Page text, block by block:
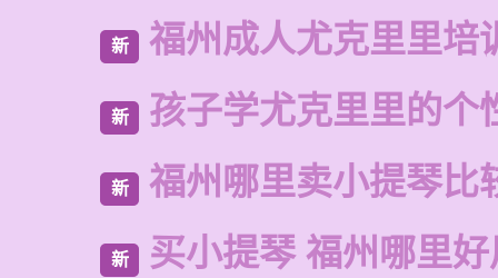
新 福州成人尤克里里培
新 孩子学尤克里里的个
新 福州哪里卖小提琴比
新 买小提琴 福州哪里好